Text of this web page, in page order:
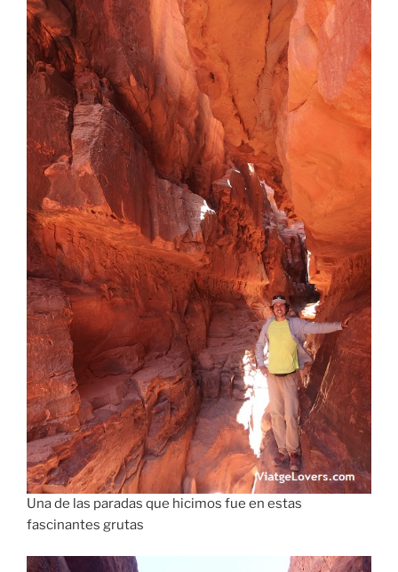
Una de las paradas que hicimos fue en estas
fascinantes grutas